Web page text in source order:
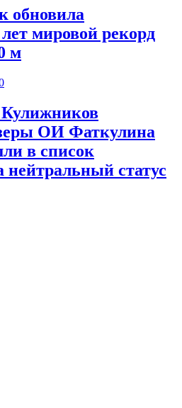
обновила
мировой рекорд
м
ОИ Фаткулина
в список
нейтральный статус